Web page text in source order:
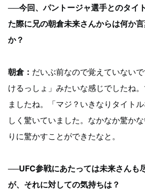
──今回、パントージャ選手とのタイ
た際に兄の朝倉未来さんからは何か
か？
朝倉： だいぶ前なので覚えていない
けるっしょ」みたいな感じでしたね
ましたね。「マジ？いきなりタイト
しく驚いていました。なかなか驚か
りに驚かすことができたなと。
──UFC参戦にあたっては未来さんも
が、それに対しての気持ちは？